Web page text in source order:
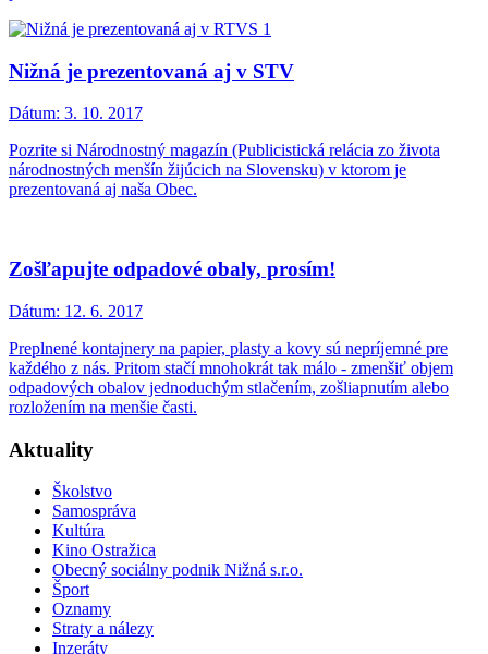
Nižná je prezentovaná aj v STV
Dátum: 3. 10. 2017
Pozrite si Národnostný magazín (Publicistická relácia zo života
národnostných menšín žijúcich na Slovensku) v ktorom je
prezentovaná aj naša Obec.
Zošľapujte odpadové obaly, prosím!
Dátum: 12. 6. 2017
Preplnené kontajnery na papier, plasty a kovy sú nepríjemné pre
každého z nás. Pritom stačí mnohokrát tak málo - zmenšiť objem
odpadových obalov jednoduchým stlačením, zošliapnutím alebo
rozložením na menšie časti.
Aktuality
Školstvo
Samospráva
Kultúra
Kino Ostražica
Obecný sociálny podnik Nižná s.r.o.
Šport
Oznamy
Straty a nálezy
Inzeráty